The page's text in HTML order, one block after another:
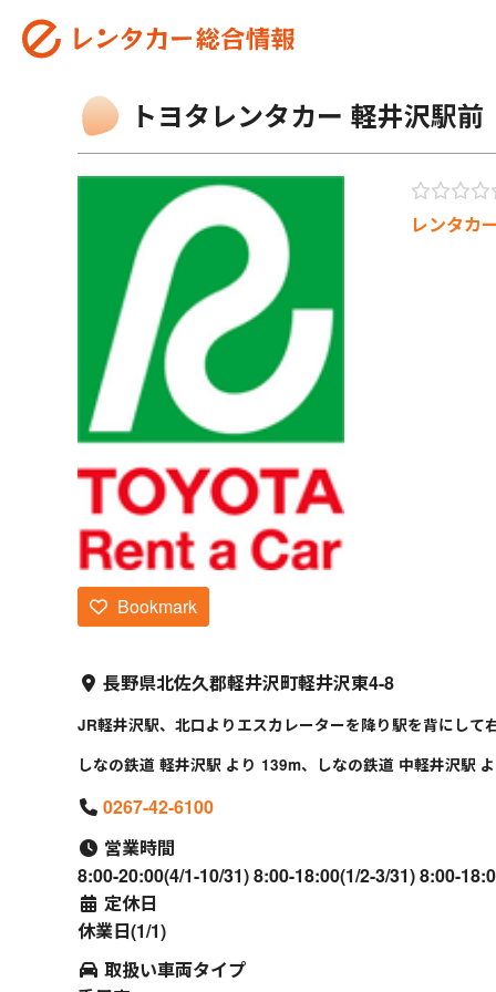
トヨタレンタカー 軽井沢駅前
レンタカ
Bookmark
長野県北佐久郡軽井沢町軽井沢東4-8
JR軽井沢駅、北口よりエスカレーターを降り駅を背にして
しなの鉄道 軽井沢駅 より 139m、しなの鉄道 中軽井沢駅
0267-42-6100
営業時間
8:00-20:00(4/1-10/31) 8:00-18:00(1/2-3/31) 8:00-
定休日
休業日(1/1)
取扱い車両タイプ